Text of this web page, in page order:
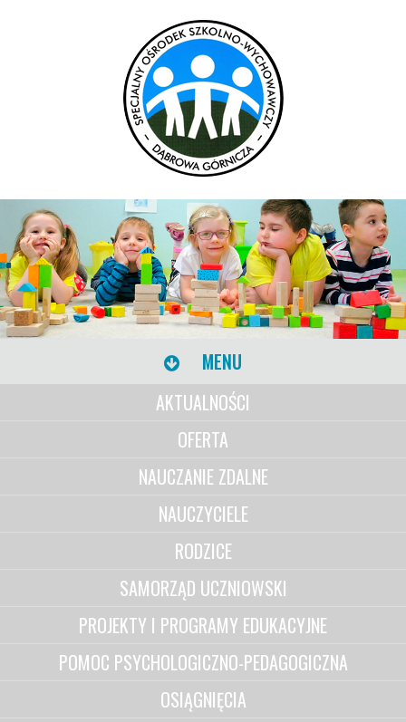
MENU
AKTUALNOŚCI
OFERTA
NAUCZANIE ZDALNE
NAUCZYCIELE
RODZICE
SAMORZĄD UCZNIOWSKI
PROJEKTY I PROGRAMY EDUKACYJNE
POMOC PSYCHOLOGICZNO-PEDAGOGICZNA
OSIĄGNIĘCIA